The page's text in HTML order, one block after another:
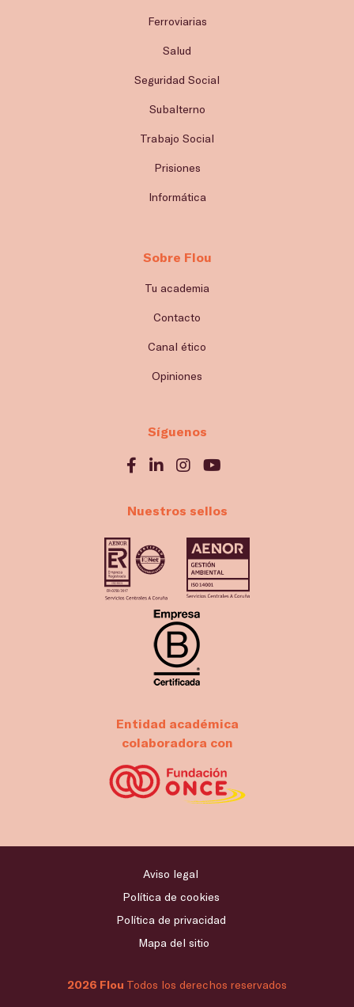
Ferroviarias
Salud
Seguridad Social
Subalterno
Trabajo Social
Prisiones
Informática
Sobre Flou
Tu academia
Contacto
Canal ético
Opiniones
Síguenos
Nuestros sellos
Entidad académica
colaboradora con
2026 Flou Todos los derechos reservados
Aviso legal
Política de cookies
Política de privacidad
Mapa del sitio